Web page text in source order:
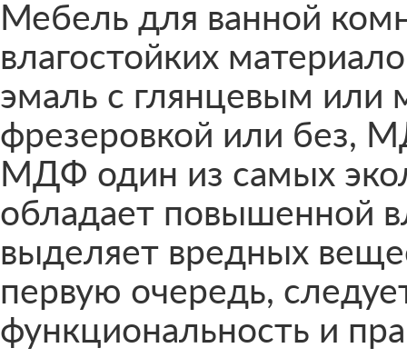
Мебель для ванной
влагостойких
эмаль с глянцевым или
фрезеровкой или без,
МДФ один из самых
обладает повышенной
выделяет вредных
первую очередь,
функциональность и